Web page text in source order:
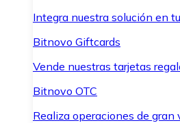
Integra nuestra solución en
Bitnovo Giftcards
Vende nuestras tarjetas
Bitnovo OTC
Realiza operaciones de gran